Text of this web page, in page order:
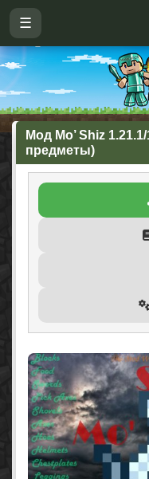
☰
Мод Mo’ Shiz
предметы)